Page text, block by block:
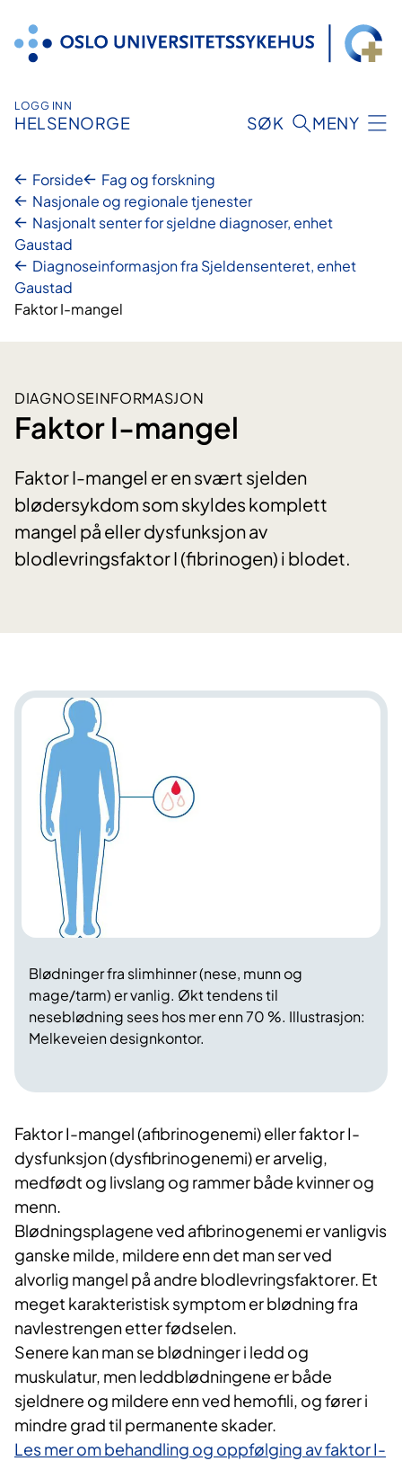
innhold
LOGG INN
HELSENORGE SØK MENY
Forside
Fag og forskning
Nasjonale og regionale tjenester
Nasjonalt senter for sjeldne diagnoser, enhet
Gaustad
Diagnoseinformasjon fra Sjeldensenteret, enhet
Gaustad
Faktor I-mangel
DIAGNOSEINFORMASJON
Faktor I-mangel
Faktor I-mangel er en svært sjelden
blødersykdom som skyldes komplett
mangel på eller dysfunksjon av
blodlevringsfaktor I (fibrinogen) i blodet.
Blødninger fra slimhinner (nese, munn og
mage/tarm) er vanlig. Økt tendens til
neseblødning sees hos mer enn 70 %. Illustrasjon:
Melkeveien designkontor.
Faktor I-mangel (afibrinogenemi) eller faktor I-
dysfunksjon (dysfibrinogenemi) er arvelig,
medfødt og livslang og rammer både kvinner og
menn.
Blødningsplagene ved afibrinogenemi er vanligvis
ganske milde, mildere enn det man ser ved
alvorlig mangel på andre blodlevringsfaktorer. Et
meget karakteristisk symptom er blødning fra
navlestrengen etter fødselen.
Senere kan man se blødninger i ledd og
muskulatur, men leddblødningene er både
sjeldnere og mildere enn ved hemofili, og fører i
mindre grad til permanente skader.
Les mer om behandling og oppfølging av faktor I-